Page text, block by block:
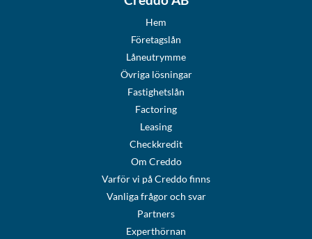
Hem
Företagslån
Låneutrymme
Övriga lösningar
Fastighetslån
Factoring
Leasing
Checkkredit
Om Creddo
Varför vi på Creddo finns
Vanliga frågor och svar
Partners
Experthörnan